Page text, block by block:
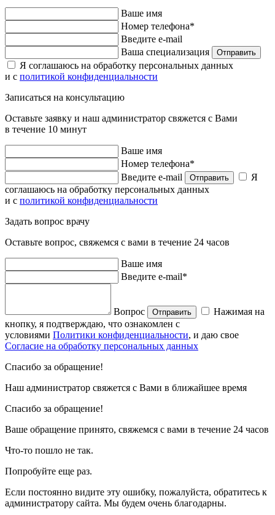
Ваше имя
Номер телефона*
Введите e-mail
Ваша специализация
Отправить
Я соглашаюсь на обработку персональных данных
и с политикой конфиденциальности
Записаться на консультацию
Оставьте заявку и наш администратор свяжется с Вами
в течение 10 минут
Ваше имя
Номер телефона*
Введите e-mail
Отправить
Я
соглашаюсь на обработку персональных данных
и с политикой конфиденциальности
Задать вопрос врачу
Оставьте вопрос, свяжемся с вами в течение 24 часов
Ваше имя
Введите e-mail*
Вопрос Отправить
Нажимая на
кнопку, я подтверждаю, что ознакомлен с
условиями Политики конфиденциальности, и даю свое
Согласие на обработку персональных данных
Спасибо за обращение!
Наш администратор свяжется с Вами в ближайшее время
Спасибо за обращение!
Ваше обращение принято, свяжемся с вами в течение 24 часов
Что-то пошло не так.
Попробуйте еще раз.
Если постоянно видите эту ошибку, пожалуйста, обратитесь к
администратору сайта. Мы будем очень благодарны.